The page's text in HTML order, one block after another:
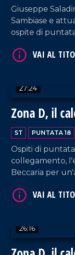
Giuseppe
Sambiase e
ospite di
27:24
Zona D, il
ST PUNTATA 18
Ospiti di
collegamento,
Beccaria per
26:16
VAI AL TITOLO